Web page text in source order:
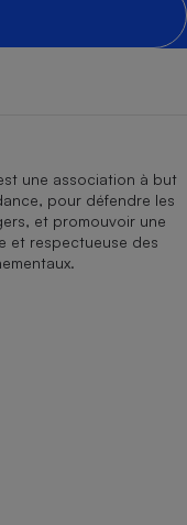
une association à but
pour défendre les
et promouvoir une
et respectueuse des